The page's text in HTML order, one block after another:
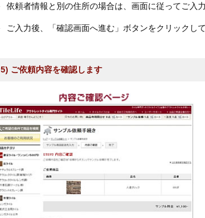
依頼者情報と別の住所の場合は、画面に従ってご入力
ご入力後、「確認画面へ進む」ボタンをクリックして
5) ご依頼内容を確認します